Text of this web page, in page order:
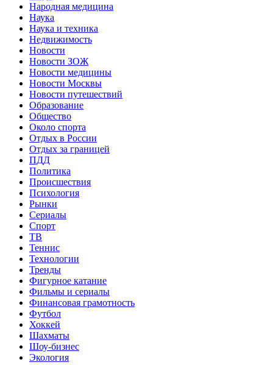
Народная медицина
Наука
Наука и техника
Недвижимость
Новости
Новости ЗОЖ
Новости медицины
Новости Москвы
Новости путешествий
Образование
Общество
Около спорта
Отдых в России
Отдых за границей
ПДД
Политика
Происшествия
Психология
Рынки
Сериалы
Спорт
ТВ
Теннис
Технологии
Тренды
Фигурное катание
Фильмы и сериалы
Финансовая грамотность
Футбол
Хоккей
Шахматы
Шоу-бизнес
Экология